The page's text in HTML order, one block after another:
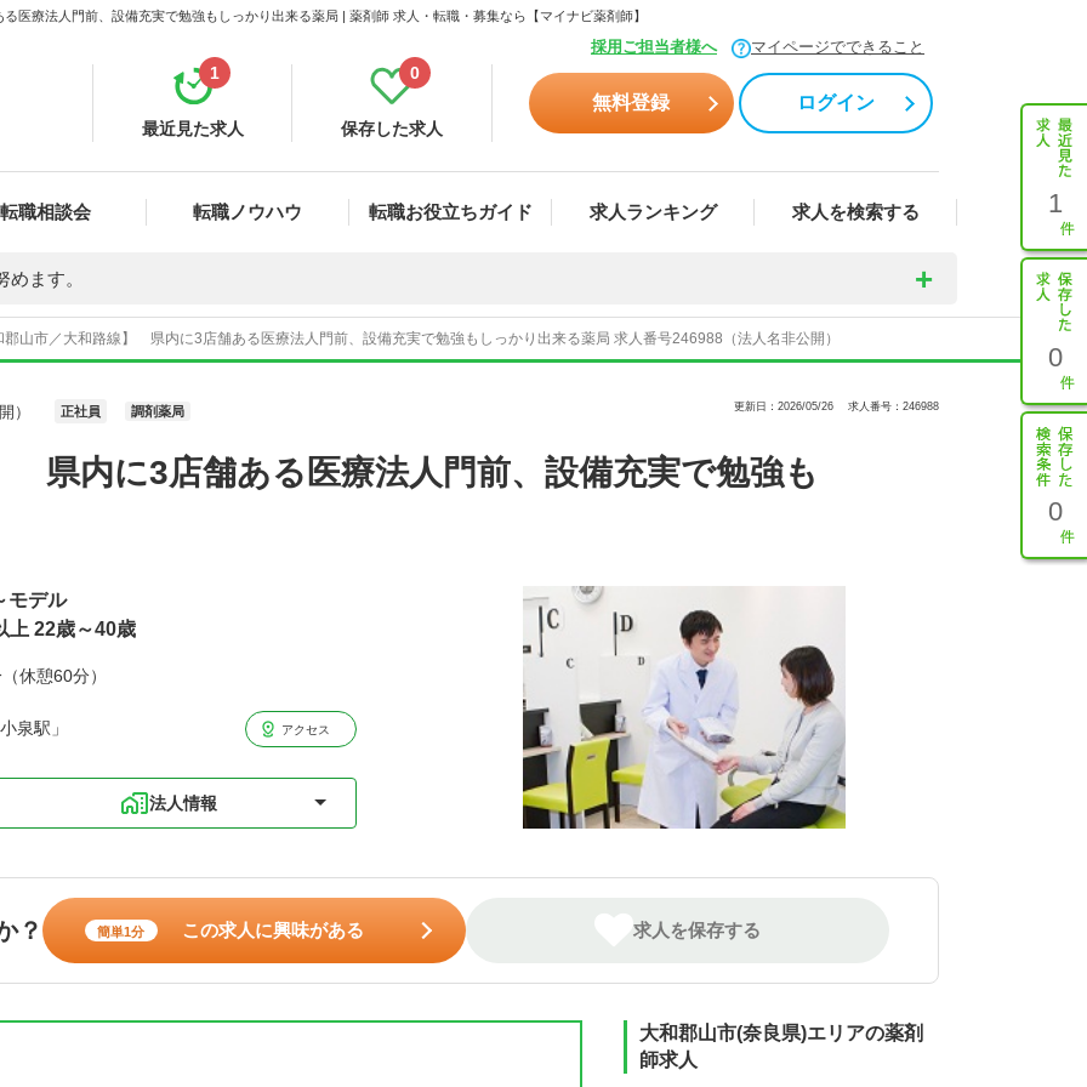
療法人門前、設備充実で勉強もしっかり出来る薬局 | 薬剤師 求人・転職・募集なら【マイナビ薬剤師】
採用ご担当者様へ マイページでできること
最近見た求人
1
保存した求人
0
無料登録 ログイン
転職相談会 転職ノウハウ 転職お役立ちガイド 求人ランキング 求人を検索する 1
0
0
ます。
郡山市／大和路線】 県内に3店舗ある医療法人門前、設備充実で勉強もしっかり出来る薬局 求人番号246988（法人名非公開）
） 正社員 調剤薬局 更新日：2026/05/26 求人番号：246988
県内に3店舗ある医療法人門前、設備充実で勉強も
モデル
上 22歳～40歳
休憩60分）
泉駅」 アクセス
法人情報
？ 簡単1分 この求人に興味がある 求人を保存する
大和郡山市(奈良県)エリアの薬剤
師求人